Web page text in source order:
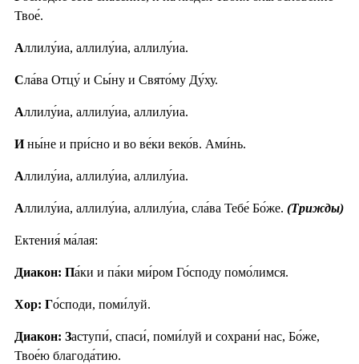
Твое́.
Аллилу́иа, аллилу́иа, аллилу́иа.
Сла́ва Отцу́ и Сы́ну и Свято́му Ду́ху.
Аллилу́иа, аллилу́иа, аллилу́иа.
Ины́не и при́сно и во ве́ки веко́в. Ами́нь.
Аллилу́иа, аллилу́иа, аллилу́иа.
Аллилу́иа, аллилу́иа, аллилу́иа, сла́ва Тебе́ Бо́же. (Трижды)
Ектения́ ма́лая:
Диакон: Па́ки и па́ки ми́ром Го́споду помо́лимся.
Хор: Го́споди, поми́луй.
Диакон: Заступи́, спаси́, поми́луй и сохрани́ нас, Бо́же,
Твое́ю благода́тию.